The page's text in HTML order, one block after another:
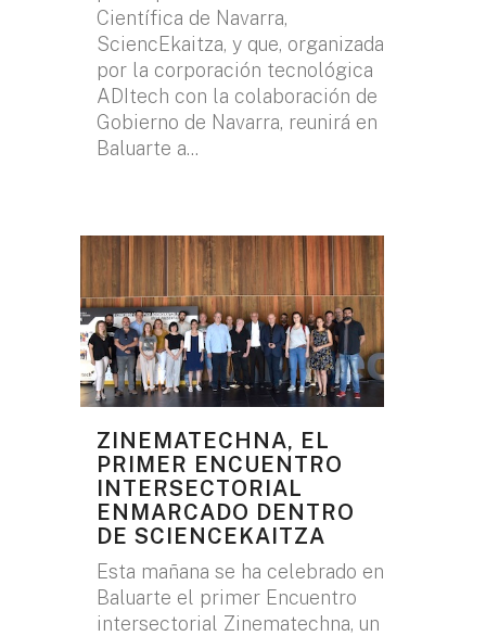
Científica de Navarra,
SciencEkaitza, y que, organizada
por la corporación tecnológica
ADItech con la colaboración de
Gobierno de Navarra, reunirá en
Baluarte a...
ZINEMATECHNA, EL
PRIMER ENCUENTRO
INTERSECTORIAL
ENMARCADO DENTRO
DE SCIENCEKAITZA
Esta mañana se ha celebrado en
Baluarte el primer Encuentro
intersectorial Zinematechna, un